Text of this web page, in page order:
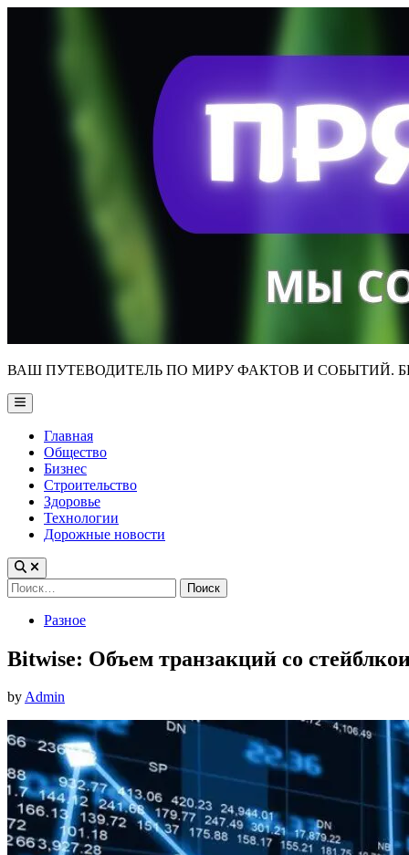
ВАШ ПУТЕВОДИТЕЛЬ ПО МИРУ ФАКТОВ И СОБЫТИЙ.
Main
Menu
Главная
Общество
Бизнес
Строительство
Здоровье
Технологии
Дорожные новости
Найти:
PostedРазное
Bitwise: Объем транзакций со
byAdmin